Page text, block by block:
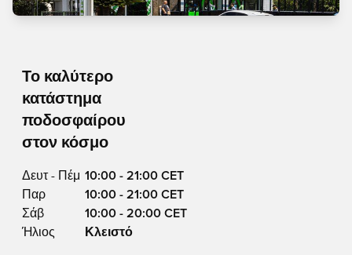
Το καλύτερο
κατάστημα
ποδοσφαίρου
στον κόσμο
Δευτ - Πέμ 10:00 - 21:00 CET
Παρ
10:00 - 21:00 CET
Σάβ
10:00 - 20:00 CET
Ήλιος
Κλειστό